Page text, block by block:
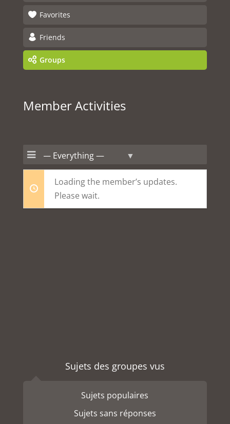
Favorites
Friends
Groups
Member Activities
Loading the member’s updates.
Please wait.
Sujets des groupes vus
Sujets populaires
Sujets sans réponses